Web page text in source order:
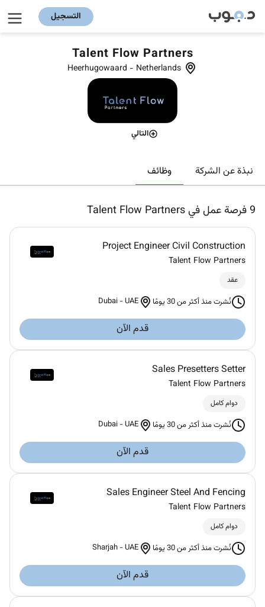
التسجيل
Talent Flow Partners
Heerhugowaard - Netherlands
التالي
نبذة عن الشركة وظائف
9 فرصة عمل في Talent Flow Partners
Project Engineer Civil Construction
Talent Flow Partners
عقد
نُشرت منذ أكثر من 30 يومًا Dubai -UAE
قدم الآن
Sales Presetters Setter
Talent Flow Partners
دوام كامل
نُشرت منذ أكثر من 30 يومًا Dubai -UAE
قدم الآن
Sales Engineer Steel And Fencing
Talent Flow Partners
دوام كامل
نُشرت منذ أكثر من 30 يومًا Sharjah -UAE
قدم الآن